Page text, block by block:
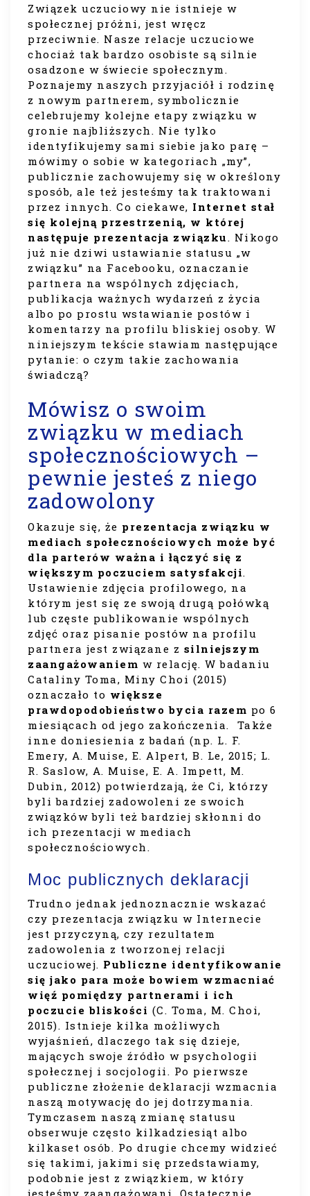
Związek uczuciowy nie istnieje w
społecznej próżni, jest wręcz
przeciwnie. Nasze relacje uczuciowe
chociaż tak bardzo osobiste są silnie
osadzone w świecie społecznym.
Poznajemy naszych przyjaciół i rodzinę
z nowym partnerem, symbolicznie
celebrujemy kolejne etapy związku w
gronie najbliższych. Nie tylko
identyfikujemy sami siebie jako parę –
mówimy o sobie w kategoriach „my”,
publicznie zachowujemy się w określony
sposób, ale też jesteśmy tak traktowani
przez innych. Co ciekawe, Internet stał
się kolejną przestrzenią, w której
następuje prezentacja związku . Nikogo
już nie dziwi ustawianie statusu „w
związku” na Facebooku, oznaczanie
partnera na wspólnych zdjęciach,
publikacja ważnych wydarzeń z życia
albo po prostu wstawianie postów i
komentarzy na profilu bliskiej osoby. W
niniejszym tekście stawiam następujące
pytanie: o czym takie zachowania
świadczą?
Mówisz o swoim
związku w mediach
społecznościowych –
pewnie jesteś z niego
zadowolony
Okazuje się, że prezentacja związku w
mediach społecznościowych może być
dla parterów ważna i łączyć się z
większym poczuciem satysfakcji.
Ustawienie zdjęcia profilowego, na
którym jest się ze swoją drugą połówką
lub częste publikowanie wspólnych
zdjęć oraz pisanie postów na profilu
partnera jest związane z silniejszym
zaangażowaniem w relację. W badaniu
Cataliny Toma, Miny Choi (2015)
oznaczało to większe
prawdopodobieństwo bycia razem po 6
miesiącach od jego zakończenia. Także
inne doniesienia z badań (np. L. F.
Emery, A. Muise, E. Alpert, B. Le, 2015; L.
R. Saslow, A. Muise, E. A. Impett, M.
Dubin, 2012) potwierdzają, że Ci, którzy
byli bardziej zadowoleni ze swoich
związków byli też bardziej skłonni do
ich prezentacji w mediach
społecznościowych.
Moc publicznych deklaracji
Trudno jednak jednoznacznie wskazać
czy prezentacja związku w Internecie
jest przyczyną, czy rezultatem
zadowolenia z tworzonej relacji
uczuciowej. Publiczne identyfikowanie
się jako para może bowiem wzmacniać
więź pomiędzy partnerami i ich
poczucie bliskości (C. Toma, M. Choi,
2015). Istnieje kilka możliwych
wyjaśnień, dlaczego tak się dzieje,
mających swoje źródło w psychologii
społecznej i socjologii. Po pierwsze
publiczne złożenie deklaracji wzmacnia
naszą motywację do jej dotrzymania.
Tymczasem naszą zmianę statusu
obserwuje często kilkadziesiąt albo
kilkaset osób. Po drugie chcemy widzieć
się takimi, jakimi się przedstawiamy,
podobnie jest z związkiem, w który
jesteśmy zaangażowani. Ostatecznie